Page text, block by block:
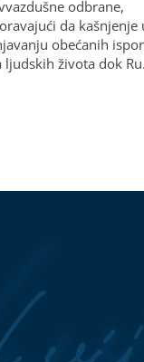
odbrane,
da kašnjenje
obećanih
ljudskih života dok